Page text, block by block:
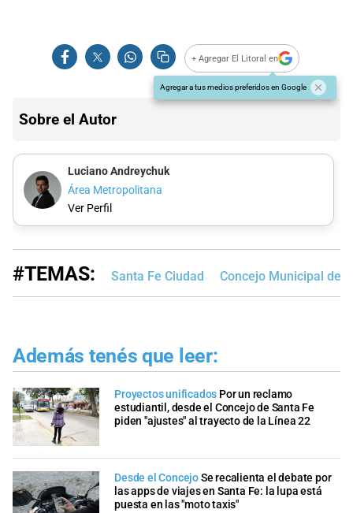
+ Agregar El Litoral en
Agregar a tus medios preferidos en Google
Sobre el Autor
Luciano Andreychuk
Área Metropolitana
Ver Perfil
#TEMAS: Santa Fe Ciudad Concejo Municipal de
Además tenés que leer:
Proyectos unificados Por un reclamo
estudiantil, desde el Concejo de Santa Fe
piden "ajustes" al trayecto de la Línea 22
Desde el ConcejoSe recalienta el debate por
las apps de viajes en Santa Fe: la lupa está
puesta en las "moto taxis"